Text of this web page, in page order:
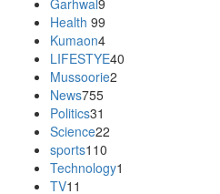
Health 99
Kumaon4
LIFESTYE40
Mussoorie2
News755
Politics31
Science22
sports110
Technology1
TV11